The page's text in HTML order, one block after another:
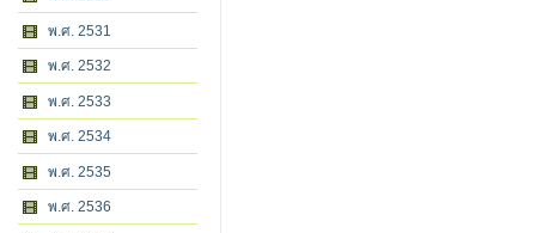
พ.ศ. 2531
พ.ศ. 2532
พ.ศ. 2533
พ.ศ. 2534
พ.ศ. 2535
พ.ศ. 2536